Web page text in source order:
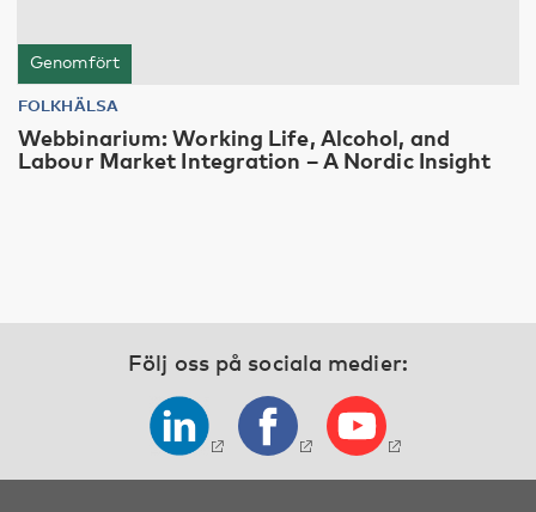
Genomfört
FOLKHÄLSA
Webbinarium: Working Life, Alcohol, and
Labour Market Integration – A Nordic Insight
Följ oss på sociala medier: